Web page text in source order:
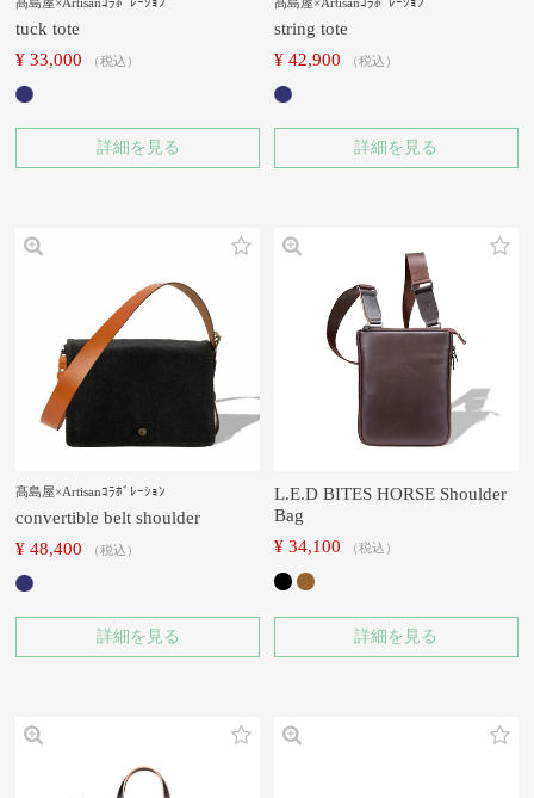
tuck tote
¥ 33,000 税込
詳細を見る
string tote
¥ 42,900 税込
詳細を見る
髙島屋×Artisanｺﾗﾎﾞﾚｰｼｮﾝ
convertible belt shoulder
¥ 48,400 税込
詳細を見る
L.E.D BITES HORSE Shoulder
Bag
¥ 34,100 税込
詳細を見る